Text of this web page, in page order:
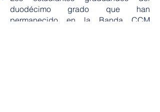
duodécimo grado que han
permanecido en la Banda CCM